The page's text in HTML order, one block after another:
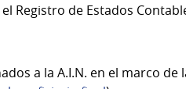
Registro de Estados
a la A.I.N. en el marco de